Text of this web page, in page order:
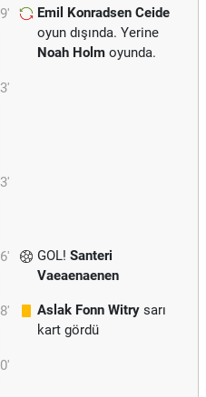
Emil Konradsen Ceide
oyun dışında. Yerine
Noah Holm oyunda.
GOL! Santeri
Vaeaenaenen
Aslak Fonn Witry sarı
kart gördü